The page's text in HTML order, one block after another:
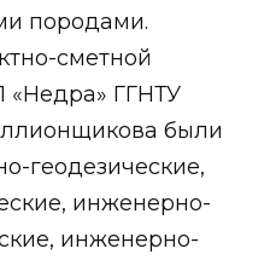
породами.
сметной
ГГНТУ
были
геодезические,
инженерно-
инженерно-